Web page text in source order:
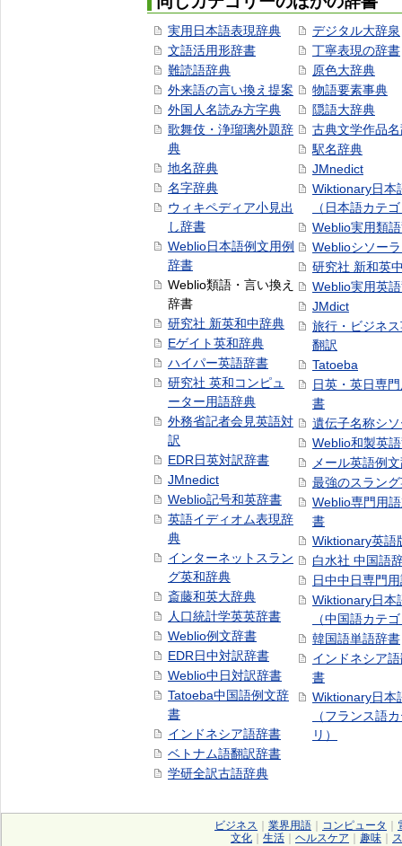
実用日本語表現辞典
文語活用形辞書
難読語辞典
外来語の言い換え提案
外国人名読み方字典
歌舞伎・浄瑠璃外題辞
典
地名辞典
名字辞典
ウィキペディア小見出
し辞書
Weblio日本語例文用例
辞書
Weblio類語・言い換え
辞書
研究社 新英和中辞典
Eゲイト英和辞典
ハイパー英語辞書
研究社 英和コンピュ
ーター用語辞典
外務省記者会見英語対
訳
EDR日英対訳辞書
JMnedict
Weblio記号和英辞書
英語イディオム表現辞
典
インターネットスラン
グ英和辞典
斎藤和英大辞典
人口統計学英英辞書
Weblio例文辞書
EDR日中対訳辞書
Weblio中日対訳辞書
Tatoeba中国語例文辞
書
インドネシア語辞書
ベトナム語翻訳辞書
学研全訳古語辞典
デジタル大辞泉
丁寧表現の辞書
原色大辞典
物語要素事典
隠語大辞典
古典文学作品
駅名辞典
JMnedict
Wiktionary日本
（日本語カテ
Weblio実用類
Weblioシソー
研究社 新和英
Weblio実用英
JMdict
旅行・ビジネ
翻訳
Tatoeba
日英・英日専
書
遺伝子名称シ
Weblio和製英
メール英語例
最強のスラン
Weblio専門用
書
Wiktionary英語
白水社 中国語
日中中日専門
Wiktionary日本
（中国語カテ
韓国語単語辞書
インドネシア
書
Wiktionary日本
（フランス語
リ）
ビジネス 業界用語 コンピュータ
文化
生活 ヘルスケア 趣味